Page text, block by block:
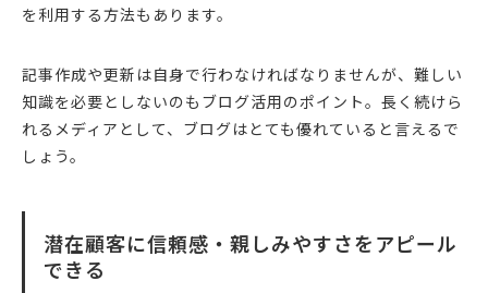
を利用する方法もあります。
記事作成や更新は自身で行わなければなりませんが、難しい
知識を必要としないのもブログ活用のポイント。長く続けら
れるメディアとして、ブログはとても優れていると言えるで
しょう。
潜在顧客に信頼感・親しみやすさをアピール
できる